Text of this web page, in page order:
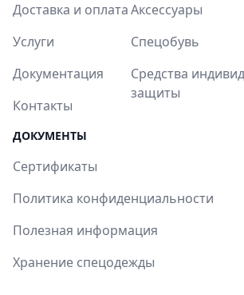
Доставка и оплата
Услуги
Документация
Контакты
Аксессуары
Спецобувь
Средства
защиты
ДОКУМЕНТЫ
Сертификаты
Политика конфиденциальности
Полезная информация
Хранение спецодежды